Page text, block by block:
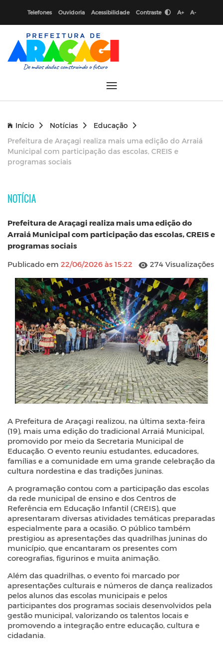
Telefones Ouvidoria Acessibilidade Contraste A+ A-
Início Notícias
Educação
Prefeitura de Araçagi realiza mais uma edição do Arraiá
Municipal com participação das escolas, CREIS e
programas sociais
NOTÍCIA
Prefeitura de Araçagi realiza mais uma edição do
Arraiá Municipal com participação das escolas, CREIS e
programas sociais
Publicado em 22/06/2026 às 15:22 274 Visualizações
A Prefeitura de Araçagi realizou, na última sexta-feira
(19), mais uma edição do tradicional Arraiá Municipal,
promovido por meio da Secretaria Municipal de
Educação. O evento reuniu estudantes, educadores,
famílias e a comunidade em uma grande celebração da
cultura nordestina e das tradições juninas.
A programação contou com a participação das escolas
da rede municipal de ensino e dos Centros de
Referência em Educação Infantil (CREIS), que
apresentaram diversas atividades temáticas preparadas
especialmente para a ocasião. O público também
prestigiou as apresentações das quadrilhas juninas do
município, que encantaram os presentes com
coreografias, figurinos e muita animação.
Além das quadrilhas, o evento foi marcado por
apresentações culturais e números de dança realizados
pelos alunos das escolas municipais e pelos
participantes dos programas sociais desenvolvidos pela
gestão municipal, valorizando os talentos locais e
promovendo a integração entre educação, cultura e
cidadania.